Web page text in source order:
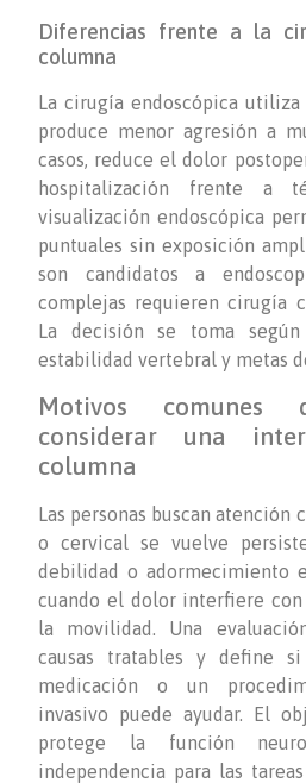
Diferencias frente a la
columna
La cirugía endoscópica utiliza
produce menor agresión a
casos, reduce el dolor
hospitalización frente a
visualización endoscópica
puntuales sin exposición
son candidatos a
complejas requieren cirugía
La decisión se toma según
estabilidad vertebral y metas
Motivos
considerar una
columna
Las personas buscan atención
o cervical se vuelve
debilidad o adormecimiento
cuando el dolor interfiere
la movilidad. Una
causas tratables y define
medicación o un
invasivo puede ayudar. El
protege la función
independencia para las